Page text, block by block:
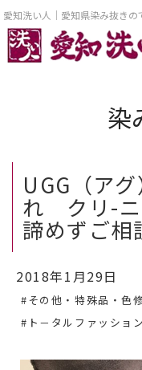
愛知洗い人｜愛知県染み抜き
染
UGG（ア
れ クリ-
諦めずご相
2018年1月29日
#その他・特殊品・色
#ト－タルファッショ